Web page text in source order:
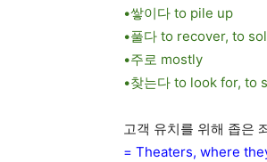
•쌓이다 to pile up
•풀다 to recover, to
•주로 mostly
•찾는다 to look for, to
고객 유치를 위해 좁은
= Theaters, where